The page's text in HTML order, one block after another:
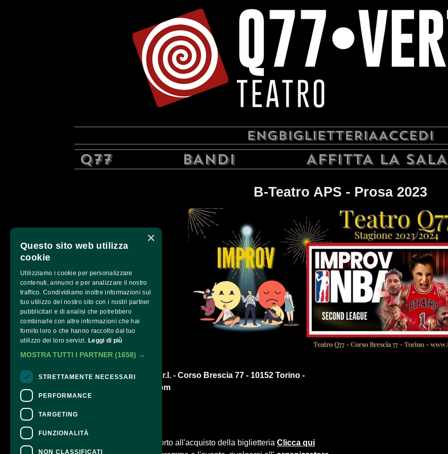
ENGBIGLIETTERIAACCEDI
Q77 BANDI AFFITTA LA SALA
B-Teatro APS - Prosa 2023
Q77 Impresa Sociale S.r.l. - Corso Brescia 77 - 10152 Torino -
info@qsettantasette.com
CONTATTI
Per informazioni e supporto all'acquisto della biglietteria Clicca qui
×
Questo sito web utilizza
cookie
Utilizziamo i cookie per personalizzare
contenuti, annunci e per analizzare il nostro
traffico. Condividiamo inoltre informazioni sul
tuo utilizzo del nostro sito con i nostri partner
pubblicitari e di analisi che potrebbero
combinarle con altre informazioni che hai
fornito loro o che hanno raccolto dal tuo
utilizzo dei loro servizi. Leggi di più
MOSTRA TUTTI I PARTNER (1658) →
STRETTAMENTE NECESSARI
PERFORMANCE
TARGETING
FUNZIONALITÀ
NON CLASSIFICATI